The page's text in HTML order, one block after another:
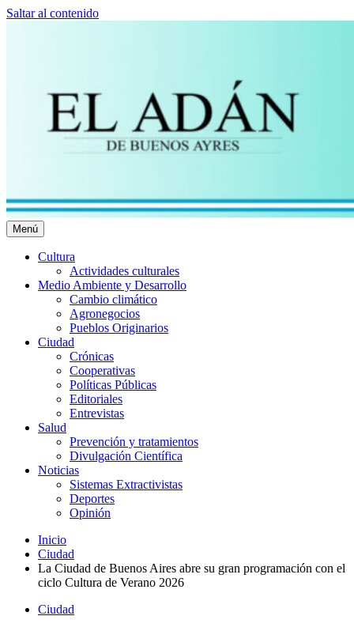
Saltar al contenido
El Adán Buenos Ayres
Noticias porteñas
Menú
Cultura
Actividades culturales
Medio Ambiente y Desarrollo
Cambio climático
Agronegocios
Pueblos Originarios
Ciudad
Crónicas
Cooperativas
Políticas Públicas
Editoriales
Entrevistas
Salud
Prevención y tratamientos
Divulgación Científica
Noticias
Sistemas Extractivistas
Deportes
Opinión
Inicio
Ciudad
La Ciudad de Buenos Aires abre su gran programación con el
ciclo Cultura de Verano 2026
Ciudad